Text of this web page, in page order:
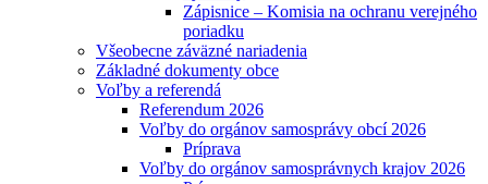
Zápisnice – Komisia na ochranu verejného
poriadku
Všeobecne záväzné nariadenia
Základné dokumenty obce
Voľby a referendá
Referendum 2026
Voľby do orgánov samosprávy obcí 2026
Príprava
Voľby do orgánov samosprávnych krajov 2026